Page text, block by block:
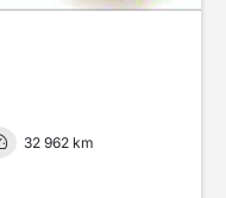
32 962 km